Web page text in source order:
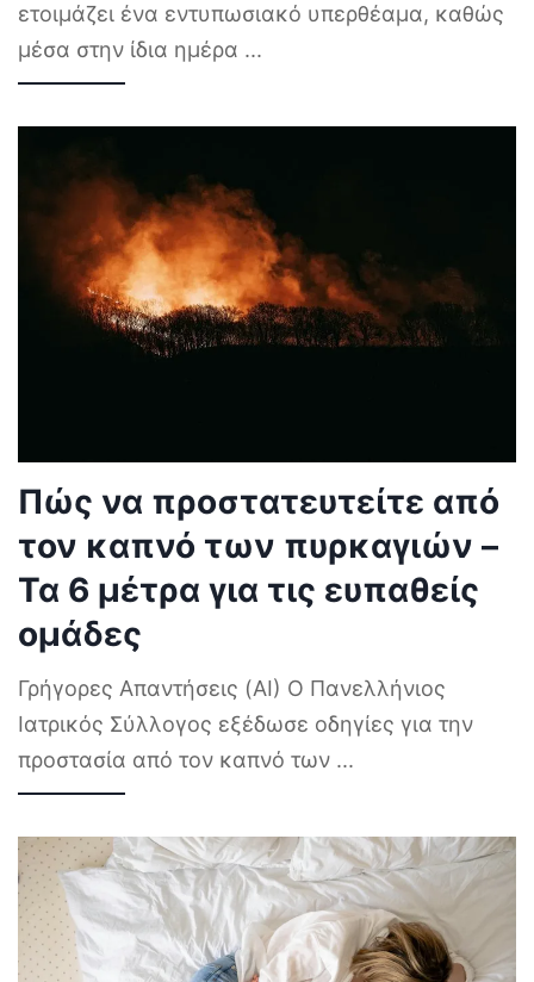
ετοιμάζει ένα εντυπωσιακό υπερθέαμα, καθώς
μέσα στην ίδια ημέρα ...
Πώς να προστατευτείτε από
τον καπνό των πυρκαγιών –
Τα 6 μέτρα για τις ευπαθείς
ομάδες
Γρήγορες Απαντήσεις (AI) Ο Πανελλήνιος
Ιατρικός Σύλλογος εξέδωσε οδηγίες για την
προστασία από τον καπνό των ...